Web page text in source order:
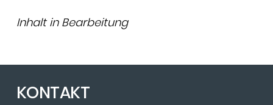
Inhalt in Bearbeitung
KONTAKT